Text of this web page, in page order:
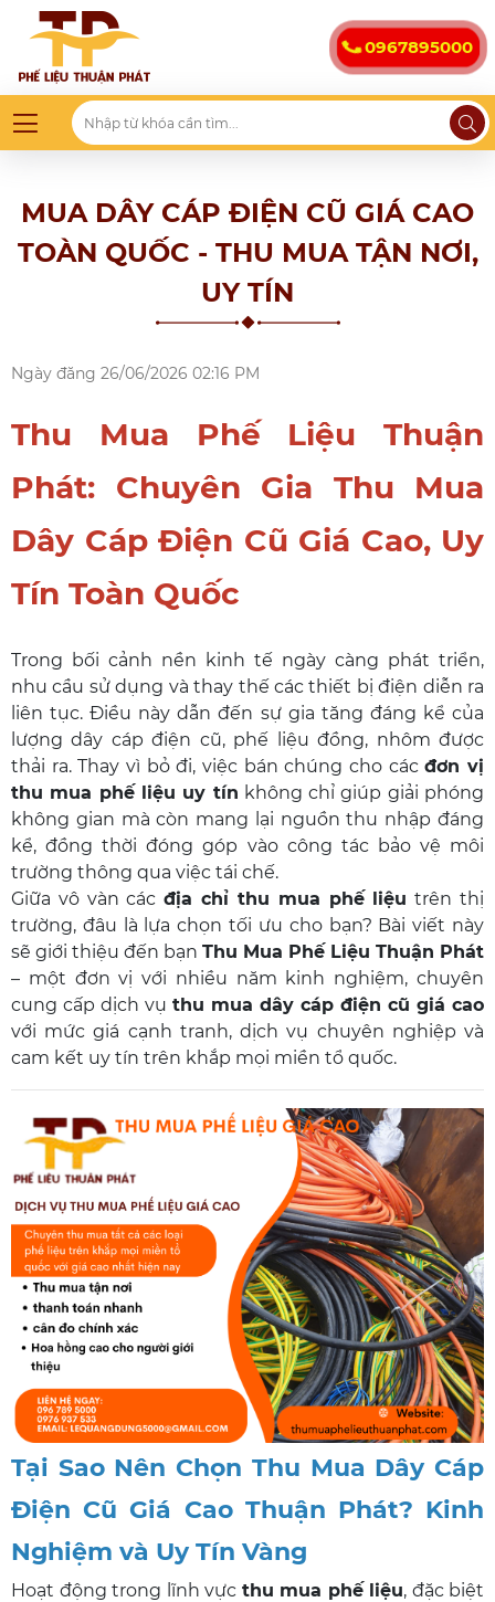
0967895000
MUA DÂY CÁP ĐIỆN CŨ GIÁ CAO
TOÀN QUỐC - THU MUA TẬN NƠI,
UY TÍN
Ngày đăng 26/06/2026 02:16 PM
Thu Mua Phế Liệu Thuận
Phát: Chuyên Gia Thu Mua
Dây Cáp Điện Cũ Giá Cao, Uy
Tín Toàn Quốc
Trong bối cảnh nền kinh tế ngày càng phát triển,
nhu cầu sử dụng và thay thế các thiết bị điện diễn ra
liên tục. Điều này dẫn đến sự gia tăng đáng kể của
lượng dây cáp điện cũ, phế liệu đồng, nhôm được
thải ra. Thay vì bỏ đi, việc bán chúng cho cácđơn vị
thu mua phế liệu uy tín không chỉ giúp giải phóng
không gian mà còn mang lại nguồn thu nhập đáng
kể, đồng thời đóng góp vào công tác bảo vệ môi
trường thông qua việc tái chế.
Giữa vô vàn cácđịa chỉ thu mua phế liệu trên thị
trường, đâu là lựa chọn tối ưu cho bạn? Bài viết này
sẽ giới thiệu đến bạn Thu Mua Phế Liệu Thuận Phát
– một đơn vị với nhiều năm kinh nghiệm, chuyên
cung cấp dịch vụ thu mua dây cáp điện cũ giá cao
với mức giá cạnh tranh, dịch vụ chuyên nghiệp và
cam kết uy tín trên khắp mọi miền tổ quốc.
Tại Sao Nên Chọn Thu Mua Dây Cáp
Điện Cũ Giá Cao Thuận Phát? Kinh
Nghiệm và Uy Tín Vàng
Hoạt động trong lĩnh vực thu mua phế liệu, đặc biệt